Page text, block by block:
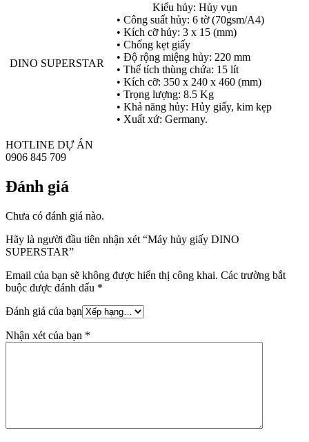
DINO SUPERSTAR
Kiểu hủy: Hủy vụn
• Công suất hủy: 6 tờ (70gsm/A4)
• Kích cỡ hủy: 3 x 15 (mm)
• Chống kẹt giấy
• Độ rộng miệng hủy: 220 mm
• Thể tích thùng chứa: 15 lít
• Kích cỡ: 350 x 240 x 460 (mm)
• Trọng lượng: 8.5 Kg
• Khả năng hủy: Hủy giấy, kim kẹp
• Xuất xứ: Germany.
HOTLINE DỰ ÁN
0906 845 709
Đánh giá
Chưa có đánh giá nào.
Hãy là người đầu tiên nhận xét “Máy hủy giấy DINO
SUPERSTAR”
Email của bạn sẽ không được hiển thị công khai. Các trường bắt
buộc được đánh dấu *
Đánh giá của bạn
Nhận xét của bạn *